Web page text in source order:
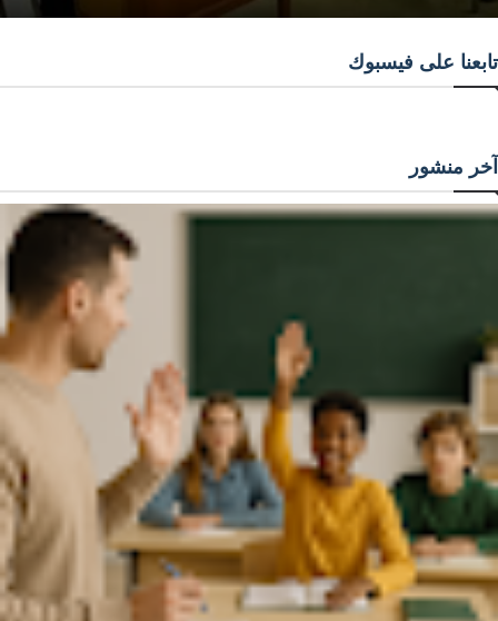
تابعنا على فيسبوك
آخر منشور